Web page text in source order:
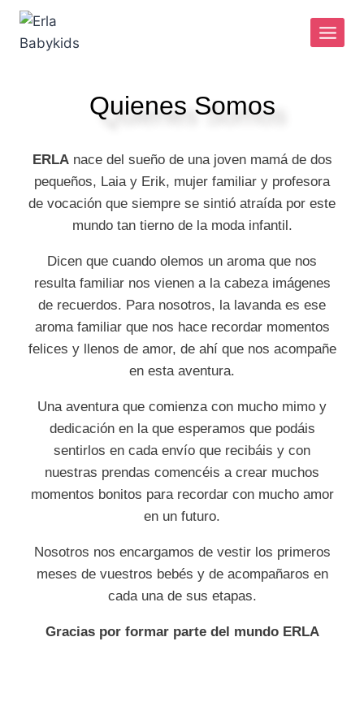
Quienes Somos
ERLAnace del sueño de una joven mamá de dos
pequeños, Laia y Erik, mujer familiar y profesora
de vocación que siempre se sintió atraída por este
mundo tan tierno de la moda infantil.
Dicen que cuando olemos un aroma que nos
resulta familiar nos vienen a la cabeza imágenes
de recuerdos. Para nosotros, la lavanda es ese
aroma familiar que nos hace recordar momentos
felices y llenos de amor, de ahí que nos acompañe
en esta aventura.
Una aventura que comienza con mucho mimo y
dedicación en la que esperamos que podáis
sentirlos en cada envío que recibáis y con
nuestras prendas comencéis a crear muchos
momentos bonitos para recordar con mucho amor
en un futuro.
Nosotros nos encargamos de vestir los primeros
meses de vuestros bebés y de acompañaros en
cada una de sus etapas.
Gracias por formar parte del mundo ERLA